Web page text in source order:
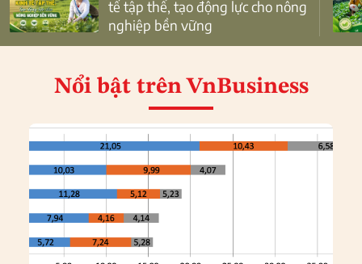
tế tập thể, tạo động lực cho nông
nghiệp bền vững
Nổi bật trên VnBusiness